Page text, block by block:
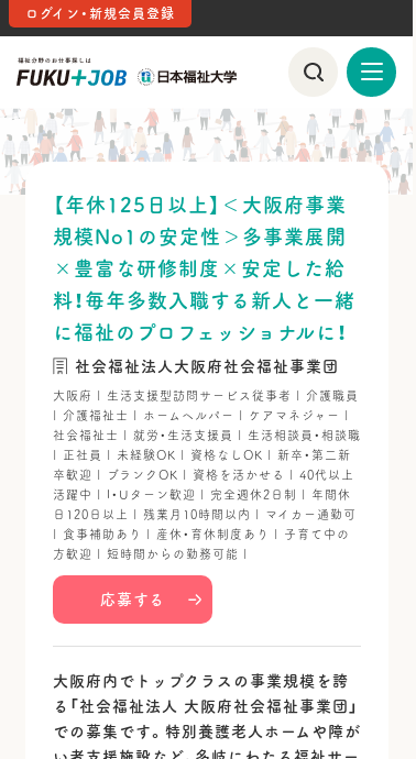
ログイン・新規会員登録
【年休125日以上】＜大阪府事業
規模No1の安定性＞多事業展開
×豊富な研修制度×安定した給
料！毎年多数入職する新人と一緒
に福祉のプロフェッショナルに！
社会福祉法人大阪府社会福祉事業団
大阪府 | 生活支援型訪問サービス従事者 | 介護職員
| 介護福祉士 | ホームヘルパー | ケアマネジャー |
社会福祉士 | 就労・生活支援員 | 生活相談員・相談職
| 正社員 | 未経験OK | 資格なしOK | 新卒・第二新
卒歓迎 | ブランクOK | 資格を活かせる | 40代以上
活躍中 | I・Uターン歓迎 | 完全週休2日制 | 年間休
日120日以上 | 残業月10時間以内 | マイカー通勤可
| 食事補助あり | 産休・育休制度あり | 子育て中の
方歓迎 | 短時間からの勤務可能 |
応募する
大阪府内でトップクラスの事業規模を誇
る「社会福祉法人 大阪府社会福祉事業団」
での募集です。特別養護老人ホームや障が